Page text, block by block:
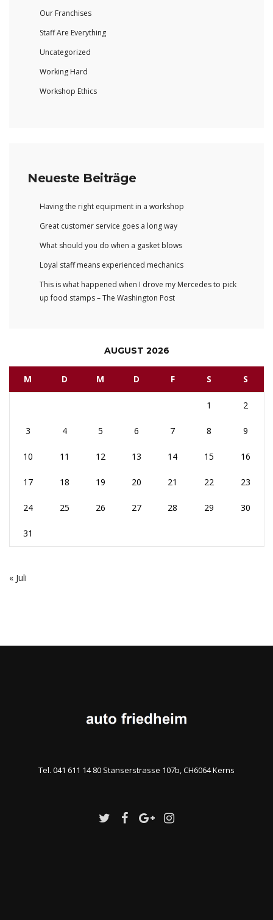
Our Franchises
Staff Are Everything
Uncategorized
Working Hard
Workshop Ethics
Neueste Beiträge
Having the right equipment in a workshop
Great customer service goes a long way
What should you do when a gasket blows
Loyal staff means experienced mechanics
This is what happened when I drove my Mercedes to pick
up food stamps – The Washington Post
AUGUST 2026
M D M D F S S
1 2
3 4 5 6 7 8 9
10 11 12 13 14 15 16
17 18 19 20 21 22 23
24 25 26 27 28 29 30
31
« Juli
Tel. 041 611 14 80 Stanserstrasse 107b, CH6064 Kerns